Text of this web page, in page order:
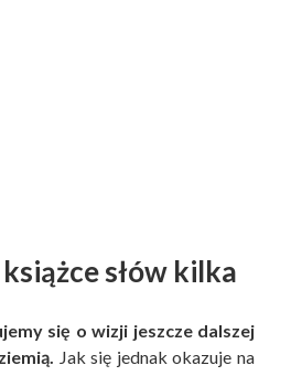
słów kilka
się o wizji jeszcze dalszej
Jak się jednak okazuje na